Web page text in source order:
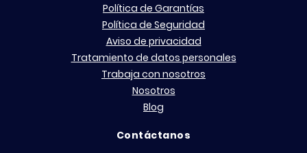
Política de Garantías
Política de Seguridad
Aviso de privacidad
Tratamiento de datos personales
Trabaja con nosotros
Nosotros
Blog
Contáctanos